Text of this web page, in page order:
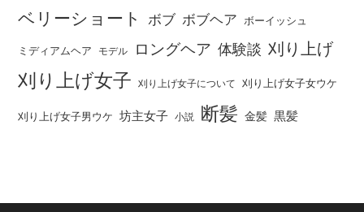
ベリーショート
ボブ ボブヘア ボーイッシュ
ミディアムヘア モデル ロングヘア 体験談 刈り上げ
刈り上げ女子 刈り上げ女子について 刈り上げ女子女ウケ
刈り上げ女子男ウケ 坊主女子 小説 断髪 金髪 黒髪